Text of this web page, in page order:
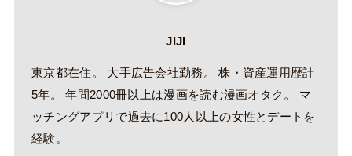
JIJI
東京都在住。 大手広告会社勤務。 株・資産運用歴計
5年。 年間2000冊以上は漫画を読む漫画オタク。 マ
ッチングアプリで過去に100人以上の女性とデートを
経験。